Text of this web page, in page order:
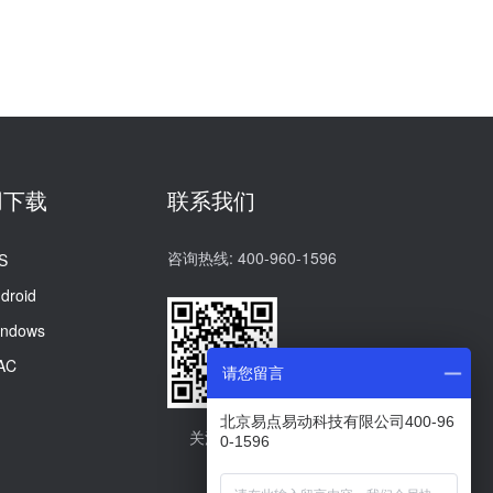
载 联系我们
咨询热线: 400-960-1596
关注我们
请您留言
北京易点易动科技有限公司400-96
0-1596